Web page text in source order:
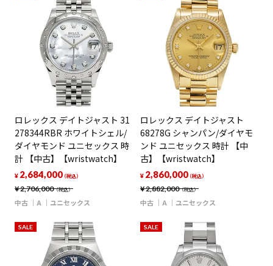
ロレックス デイトジャスト 31
278344RBR ホワイトシェル/
ダイヤモンド ユニセックス 時
計 【中古】【wristwatch】
¥2,706,000（税込）
¥ 2,684,000（税込）
中古 A ユニセックス
ロレックス デイトジャスト
68278G シャンパン/ダイヤモ
ンド ユニセックス 時計 【中
古】【wristwatch】
¥2,882,000（税込）
¥ 2,860,000（税込）
中古 A ユニセックス
SALE SALE